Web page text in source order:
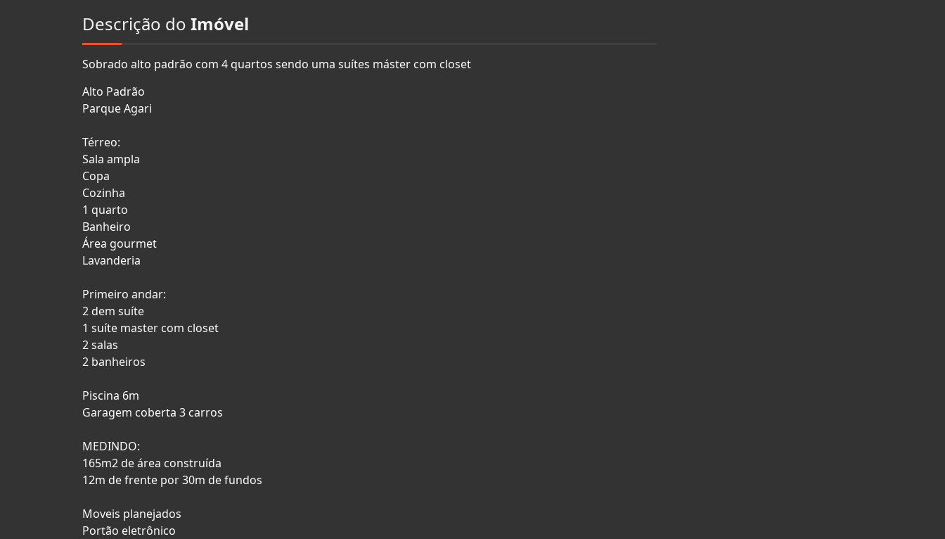
Descrição do Imóvel
Sobrado alto padrão com 4 quartos sendo uma suítes máster com closet
Alto Padrão
Parque Agari
Térreo:
Sala ampla
Copa
Cozinha
1 quarto
Banheiro
Área gourmet
Lavanderia
Primeiro andar:
2 dem suíte
1 suíte master com closet
2 salas
2 banheiros
Piscina 6m
Garagem coberta 3 carros
MEDINDO:
165m2 de área construída
12m de frente por 30m de fundos
Moveis planejados
Portão eletrônico